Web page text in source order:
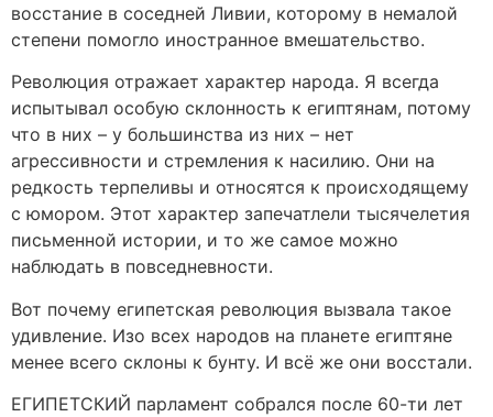
восстание в соседней Ливии, которому в немалой
степени помогло иностранное вмешательство.
Революция отражает характер народа. Я всегда
испытывал особую склонность к египтянам, потому
что в них – у большинства из них – нет
агрессивности и стремления к насилию. Они на
редкость терпеливы и относятся к происходящему
с юмором. Этот характер запечатлели тысячелетия
письменной истории, и то же самое можно
наблюдать в повседневности.
Вот почему египетская революция вызвала такое
удивление. Изо всех народов на планете египтяне
менее всего склоны к бунту. И всё же они восстали.
ЕГИПЕТСКИЙ парламент собрался после 60-ти лет